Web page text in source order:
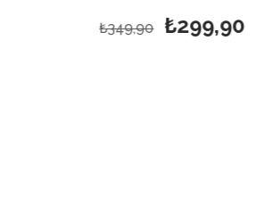
₺299,90